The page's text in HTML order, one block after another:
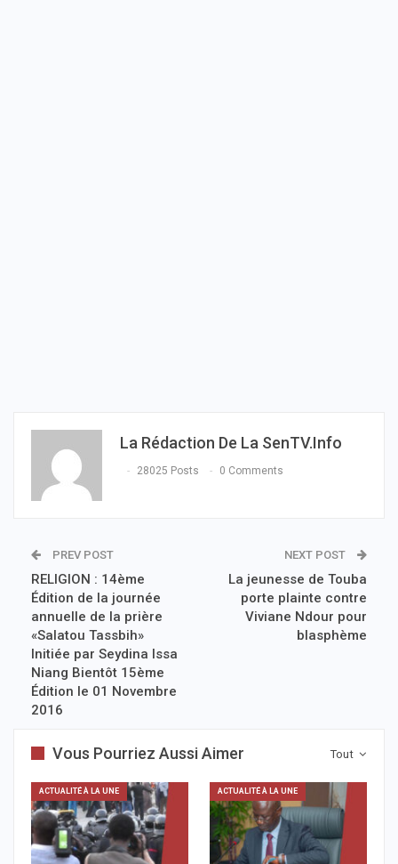
La Rédaction De La SenTV.info
28025 Posts 0 Comments
PREV POST
RELIGION : 14ème
Édition de la journée
annuelle de la prière
«Salatou Tassbih»
Initiée par Seydina Issa
Niang Bientôt 15ème
Édition le 01 Novembre
2016
NEXT POST
La jeunesse de Touba
porte plainte contre
Viviane Ndour pour
blasphème
Tout
Vous Pourriez Aussi Aimer
ACTUALITÉ À LA UNE ACTUALITÉ À LA UNE